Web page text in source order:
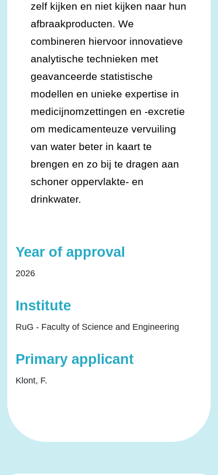
zelf kijken en niet kijken naar hun
afbraakproducten. We
combineren hiervoor innovatieve
analytische technieken met
geavanceerde statistische
modellen en unieke expertise in
medicijnomzettingen en -excretie
om medicamenteuze vervuiling
van water beter in kaart te
brengen en zo bij te dragen aan
schoner oppervlakte- en
drinkwater.
Year of approval
2026
Institute
RuG - Faculty of Science and Engineering
Primary applicant
Klont, F.